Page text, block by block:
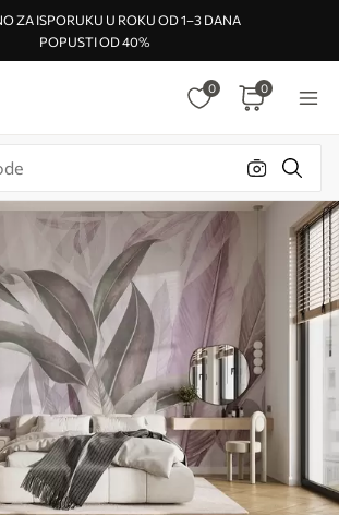
ZA ISPORUKU U ROKU OD 1–3 DANA
POPUSTI OD 40%
0 0